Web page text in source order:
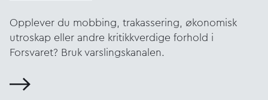
Opplever du mobbing, trakassering, økonomisk
utroskap eller andre kritikkverdige forhold i
Forsvaret? Bruk varslingskanalen.